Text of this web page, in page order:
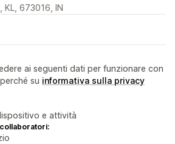
KL, 673016, IN
ai seguenti dati per funzionare con
su informativa sulla privacy
e attività